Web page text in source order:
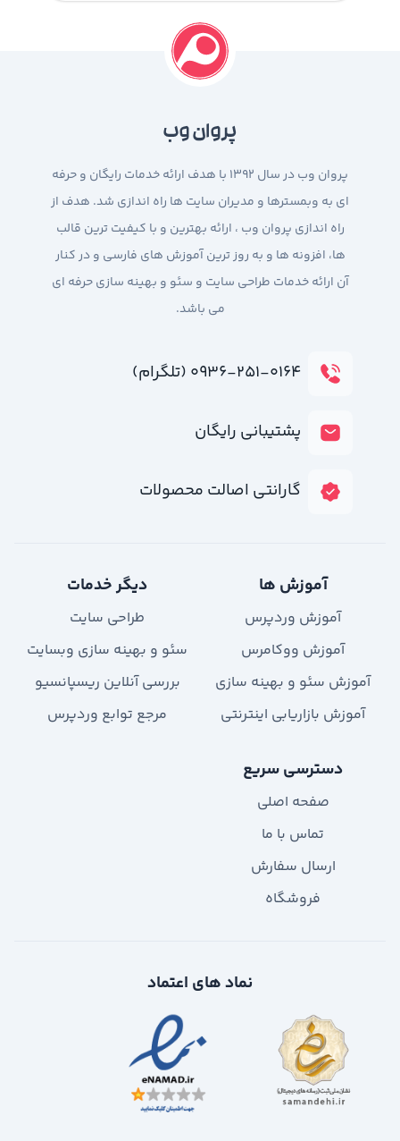
پروان وب
پروان وب در سال 1392 با هدف ارائه خدمات رایگان و حرفه
ای به وبمسترها و مدیران سایت ها راه اندازی شد. هدف از
راه اندازی پروان وب ، ارائه بهترین و با کیفیت ترین قالب
ها، افزونه ها و به روز ترین آموزش های فارسی و در کنار
آن ارائه خدمات طراحی سایت و سئو و بهینه سازی حرفه ای
می باشد.
۰۹۳۶-۲۵۱-۰۱۶۴ (تلگرام)
پشتیبانی رایگان
گارانتی اصالت محصولات
آموزش ها
آموزش وردپرس
آموزش ووکامرس
آموزش سئو و بهینه سازی
آموزش بازاریابی اینترنتی
دیگر خدمات
طراحی سایت
سئو و بهینه سازی وبسایت
بررسی آنلاین ریسپانسیو
مرجع توابع وردپرس
دسترسی سریع
صفحه اصلی
تماس با ما
ارسال سفارش
فروشگاه
نماد های اعتماد